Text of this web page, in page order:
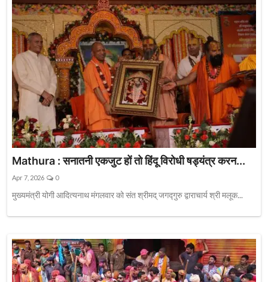
Mathura : सनातनी एकजुट हों तो हिंदू विरोधी षड्यंत्र करन...
Apr 7, 2026 0
मुख्यमंत्री योगी आदित्यनाथ मंगलवार को संत श्रीमद् जगद्गुरु द्वाराचार्य श्री मलूक...